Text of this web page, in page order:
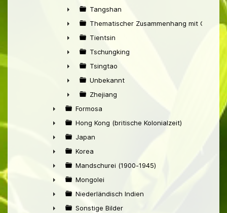
►
Tangshan
►
Thematischer Zusammenhang mit China
►
Tientsin
►
Tschungking
►
Tsingtao
►
Unbekannt
►
Zhejiang
►
Formosa
►
Hong Kong (britische Kolonialzeit)
►
Japan
►
Korea
►
Mandschurei (1900-1945)
►
Mongolei
►
Niederländisch Indien
Sonstige Bilder